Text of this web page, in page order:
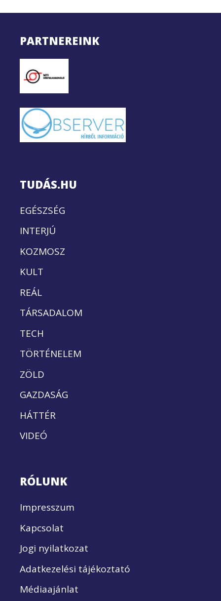
PARTNEREINK
TUDÁS.HU
EGÉSZSÉG
INTERJÚ
KOZMOSZ
KULT
REÁL
TÁRSADALOM
TECH
TÖRTÉNELEM
ZÖLD
GAZDASÁG
HÁTTÉR
VIDEÓ
RÓLUNK
Impresszum
Kapcsolat
Jogi nyilatkozat
Adatkezelési tájékoztató
Médiaajánlat